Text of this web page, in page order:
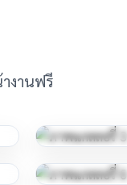
งานฟรี